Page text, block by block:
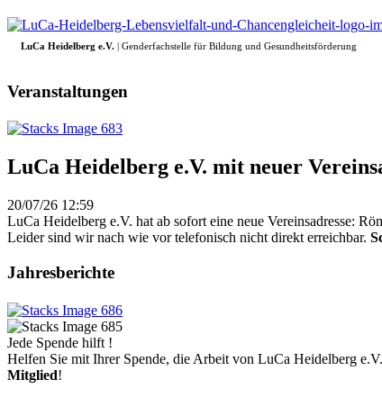
LuCa Heidelberg e.V. | Genderfachstelle für Bildung und Gesundheitsförderung
Veranstaltungen
LuCa Heidelberg e.V. mit neuer
20/07/26 12:59
LuCa Heidelberg e.V. hat ab sofort eine neue Vereinsadresse:
Leider sind wir nach wie vor telefonisch nicht direkt erreichbar.
Jahresberichte
Jede Spende hilft !
Helfen Sie mit Ihrer Spende, die Arbeit von LuCa Heidelberg
Mitglied!